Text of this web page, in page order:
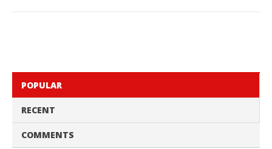
POPULAR
RECENT
COMMENTS